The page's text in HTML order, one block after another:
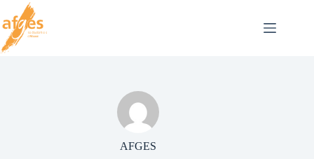
to
content
AFGES